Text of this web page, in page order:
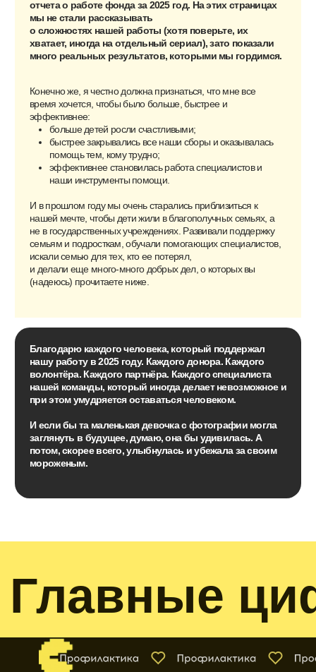
Защитники детства
Выстраиваем систему помощи семьям в
Вместе
Помогаем сохранить детей в семье
Профессиональная забота
Всехподдержка
Создаем поддерживающее сообщество
родителей
Тут поймут
Создаем безопасное пространство для
подростков
Больничные дети
больнице